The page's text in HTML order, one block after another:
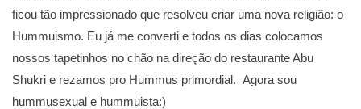
ficou tão impressionado que resolveu criar uma nova religião: o
Hummuismo. Eu já me converti e todos os dias colocamos
nossos tapetinhos no chão na direção do restaurante Abu
Shukri e rezamos pro Hummus primordial. Agora sou
hummusexual e hummuista:)